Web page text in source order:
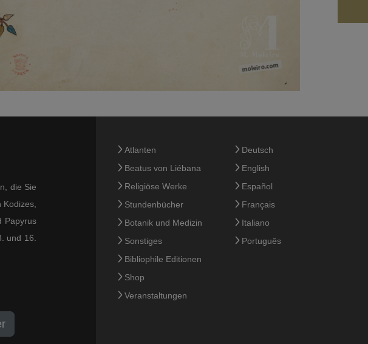
die Sie
Papyrus
und 16.
Atlanten
Beatus von Liébana
Religiöse Werke
Stundenbücher
Botanik und Medizin
Sonstiges
Bibliophile Editionen
Shop
Veranstaltungen
Deutsch
English
Español
Français
Italiano
Português